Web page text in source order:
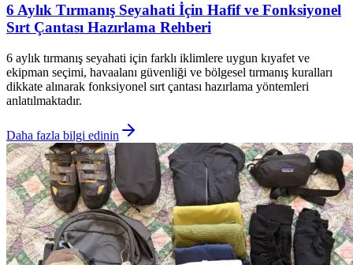
6 Aylık Tırmanış Seyahati İçin Hafif ve Fonksiyonel
Sırt Çantası Hazırlama Rehberi
6 aylık tırmanış seyahati için farklı iklimlere uygun kıyafet ve
ekipman seçimi, havaalanı güvenliği ve bölgesel tırmanış kuralları
dikkate alınarak fonksiyonel sırt çantası hazırlama yöntemleri
anlatılmaktadır.
Daha fazla bilgi edinin